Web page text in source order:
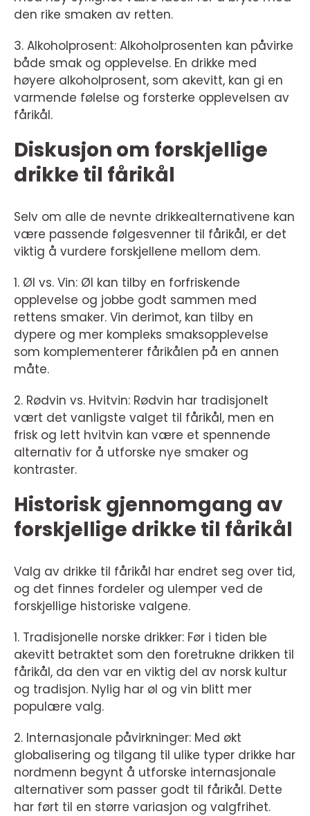
den rike smaken av retten.
3. Alkoholprosent: Alkoholprosenten kan påvirke
både smak og opplevelse. En drikke med
høyere alkoholprosent, som akevitt, kan gi en
varmende følelse og forsterke opplevelsen av
fårikål.
Diskusjon om forskjellige
drikke til fårikål
Selv om alle de nevnte drikkealternativene kan
være passende følgesvenner til fårikål, er det
viktig å vurdere forskjellene mellom dem.
1. Øl vs. Vin: Øl kan tilby en forfriskende
opplevelse og jobbe godt sammen med
rettens smaker. Vin derimot, kan tilby en
dypere og mer kompleks smaksopplevelse
som komplementerer fårikålen på en annen
måte.
2. Rødvin vs. Hvitvin: Rødvin har tradisjonelt
vært det vanligste valget til fårikål, men en
frisk og lett hvitvin kan være et spennende
alternativ for å utforske nye smaker og
kontraster.
Historisk gjennomgang av
forskjellige drikke til fårikål
Valg av drikke til fårikål har endret seg over tid,
og det finnes fordeler og ulemper ved de
forskjellige historiske valgene.
1. Tradisjonelle norske drikker: Før i tiden ble
akevitt betraktet som den foretrukne drikken til
fårikål, da den var en viktig del av norsk kultur
og tradisjon. Nylig har øl og vin blitt mer
populære valg.
2. Internasjonale påvirkninger: Med økt
globalisering og tilgang til ulike typer drikke har
nordmenn begynt å utforske internasjonale
alternativer som passer godt til fårikål. Dette
har ført til en større variasjon og valgfrihet.